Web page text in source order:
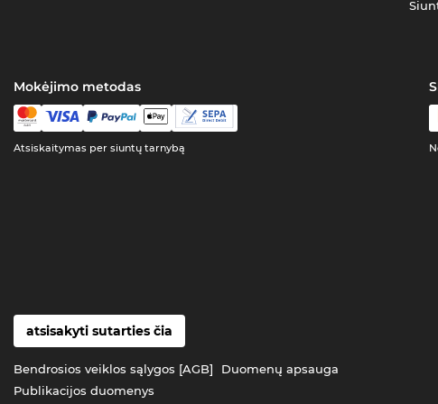
Mokėjimo metodas
Atsiskaitymas per siuntų tarnybą
atsisakyti sutarties čia
Bendrosios veiklos sąlygos [AGB]
Duomenų apsauga
Publikacijos duomenys